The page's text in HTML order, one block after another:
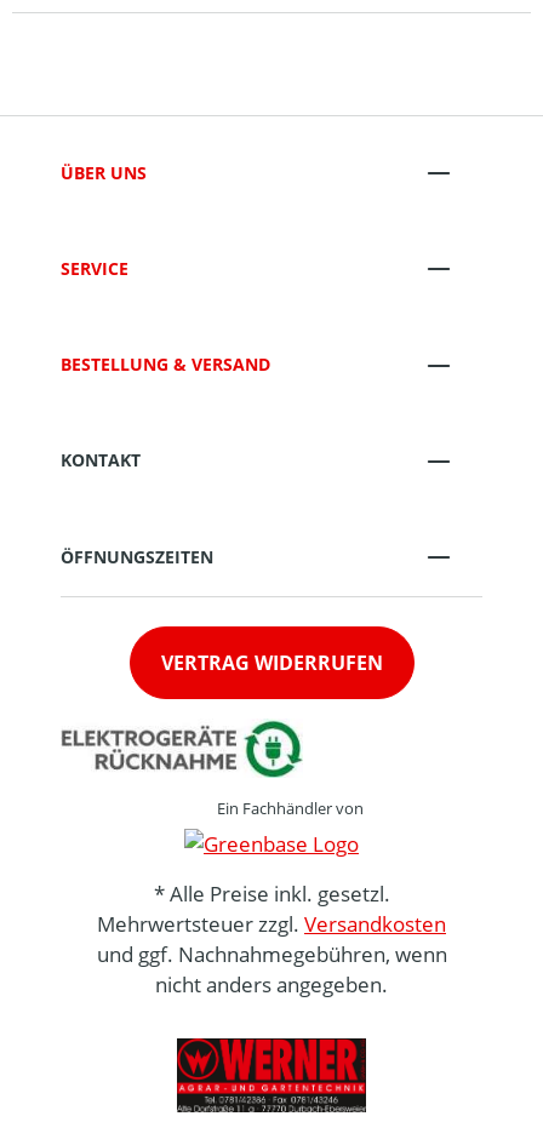
ÜBER UNS
SERVICE
BESTELLUNG & VERSAND
KONTAKT
ÖFFNUNGSZEITEN
VERTRAG WIDERRUFEN
Ein Fachhändler von
* Alle Preise inkl. gesetzl.
Mehrwertsteuer zzgl. Versandkosten
und ggf. Nachnahmegebühren, wenn
nicht anders angegeben.